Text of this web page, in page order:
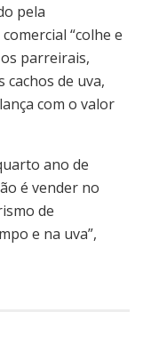
pela
“colhe e
parreirais,
de uva,
com o valor
ano de
é vender no
de
e na uva”,